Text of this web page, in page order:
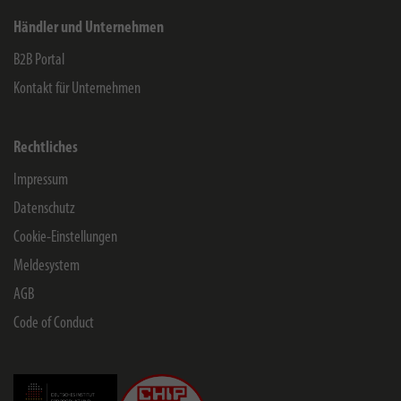
Händler und Unternehmen
B2B Portal
Kontakt für Unternehmen
Rechtliches
Impressum
Datenschutz
Cookie-Einstellungen
Meldesystem
AGB
Code of Conduct